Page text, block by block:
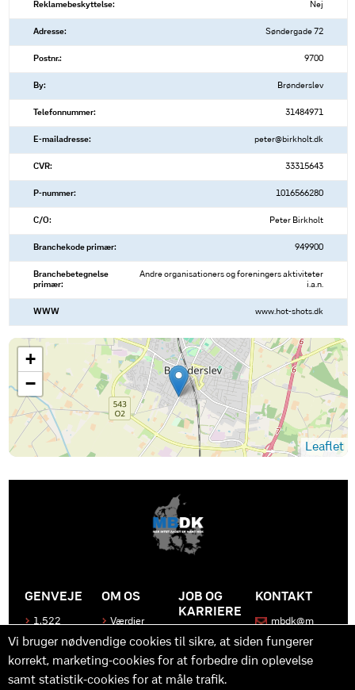
Reklamebeskyttelse: Nej
Adresse: Søndergade 72
Postnr.: 9700
By: Brønderslev
Telefonnummer: 31484971
E-mailadresse: peter@birkholt.dk
CVR: 33315643
P-nummer: 1016566280
C/O: Peter Birkholt
Branchekode primær: 949900
Branchebetegnelse
primær:
Andre organisationers og foreningers aktiviteter
i.a.n.
WWW www.hot-shots.dk
+
−
Leaflet
GENVEJE
1.522
Produkter
Kontakt
os
OM OS
Værdier
Historen
bag
MBDK
Hvad gør
JOB OG
KARRIERE
Bliv en del
af MBDK
Vores
team
KONTAKT
mbdk@m
Vi bruger nødvendige cookies til sikre, at siden fungerer
korrekt, marketing-cookies for at forbedre din oplevelse
samt statistik-cookies for at måle trafik.